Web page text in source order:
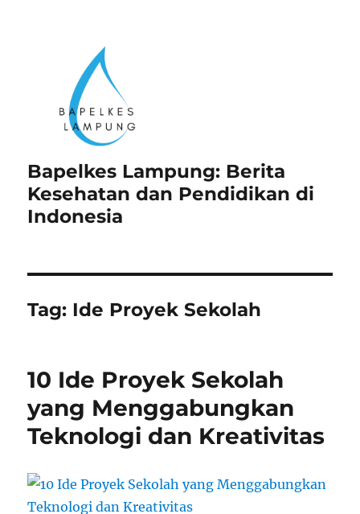
Bapelkes Lampung: Berita
Kesehatan dan Pendidikan di
Indonesia
Tag: Ide Proyek Sekolah
10 Ide Proyek Sekolah
yang Menggabungkan
Teknologi dan Kreativitas